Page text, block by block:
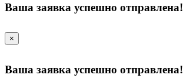
Ваша заявка успешно отправлена!
×
Ваша заявка успешно отправлена!